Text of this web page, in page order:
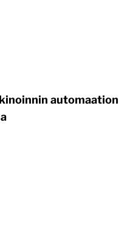
automaation